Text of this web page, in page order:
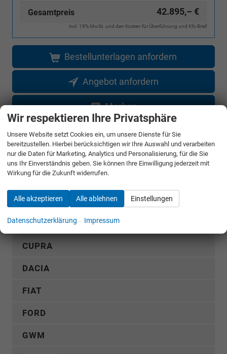
Gesamtpreis 42.895,– €
incl. 19% MwSt. und den Kosten für Überführung und Kfz-Brief
Bestellunterlagen anfordern
Angebot anfordern
Merken
Jetzt anrufen
Fahrzeugnr.
Rückruf anfordern
AUDI
CUPRA
DACIA
FIAT
FORD
GWM
Wir respektieren Ihre Privatsphäre
Unsere Website setzt Cookies ein, um unsere Dienste für Sie
bereitzustellen. Hierbei berücksichtigen wir Ihre Auswahl und verarbeiten
nur die Daten für Marketing, Analytics und Personalisierung, für die Sie
uns Ihr Einverständnis geben. Sie können Ihre Einwilligung jederzeit mit
Wirkung für die Zukunft widerrufen.
Alle akzeptieren Alle ablehnen Einstellungen
Datenschutzerklärung Impressum